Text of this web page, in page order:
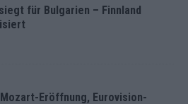
für Bulgarien – Finnland
Eröffnung, Eurovision-